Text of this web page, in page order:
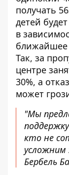
получать
детей
в
ближайшее
Так, за
центре
30%, а
может
"Мы
кто не
Бербель